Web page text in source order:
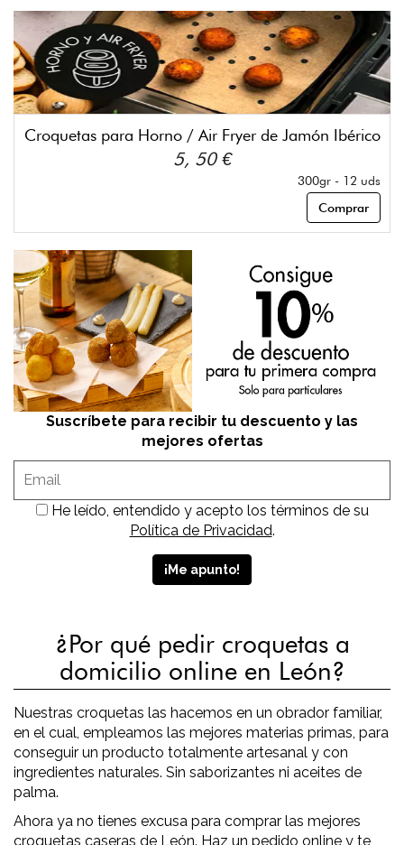
Croquetas para Horno / Air Fryer de Jamón Ibérico
5, 50 €
300gr - 12 uds
Comprar
Suscríbete para recibir tu descuento y las
mejores ofertas
He leído, entendido y acepto los términos de su
Política de Privacidad.
¿Por qué pedir croquetas a
domicilio online en León?
Nuestras croquetas las hacemos en un obrador familiar,
en el cual, empleamos las mejores materias primas, para
conseguir un producto totalmente artesanal y con
ingredientes naturales. Sin saborizantes ni aceites de
palma.
Ahora ya no tienes excusa para comprar las mejores
croquetas caseras de León. Haz un pedido online y te